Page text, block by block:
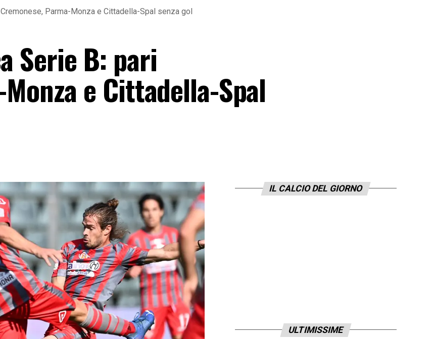
Parma-Monza e Cittadella-Spal senza gol
Serie B: pari
e Cittadella-Spal
IL CALCIO DEL GIORNO
ULTIMISSIME